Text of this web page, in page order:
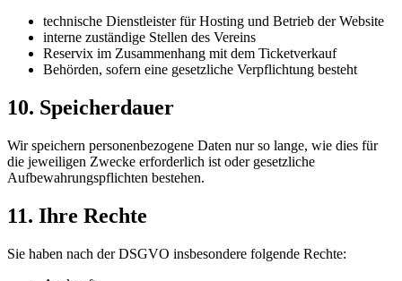
technische Dienstleister für Hosting und Betrieb der Website
interne zuständige Stellen des Vereins
Reservix im Zusammenhang mit dem Ticketverkauf
Behörden, sofern eine gesetzliche Verpflichtung besteht
10. Speicherdauer
Wir speichern personenbezogene Daten nur so lange, wie dies für
die jeweiligen Zwecke erforderlich ist oder gesetzliche
Aufbewahrungspflichten bestehen.
11. Ihre Rechte
Sie haben nach der DSGVO insbesondere folgende Rechte: